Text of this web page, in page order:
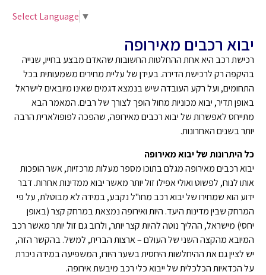
Select Language ▼
יבוא רכבים מאירופה
רכישת רכב היא אחת ההחלטות החשובות שהאדם מבצע בחייו, שנייה
בהיקפה רק לרכישת הדירה. בעידן של עליית מחירים משמעותית בכל
התחומים, ועל רקע העובדה שיש בנמצא דגמים שאינו מיובאים לישראל
באופן תדיר, יבוא מכוניות מחול הופך לצורך של רבים. המאמר הבא
מתייחס לאפשרות של יבוא רכבים מאירופה, שהפכה לפופולארית הרבה
יותר בשנים האחרונות.
כל היתרונות של יבוא מאירופה
יבוא רכבים מאירופה מגלם בתוכו מספר מעלות מרכזיות, אשר הופכות
אותו לנוח, לפשוט ואולי אפילו זול יותר מאשר יבוא ממדינות אחרות. דבר
ידוע הוא שמחירו של יבוא רכב מחו"ל נקבע, במידה לא מבוטלת, על פי
המרחק שבין מדינות היעד. היות ואירופה נמצאת במרחק קצר (באופן
יחסי) מישראל, ההליך נוטה להיות קצר יותר, ולרוב גם זול יותר מאשר רכב
המיובא מהקצה השני של העולם – ארצות הברית, למשל. בהקשר הזה,
יש לציין גם את ההיחלשות היחסית בשער היורו, המשפיעה במידה ניכרת
על הכדאיות הכלכלית של ייבוא כלי רכב מיבשת אירופה.